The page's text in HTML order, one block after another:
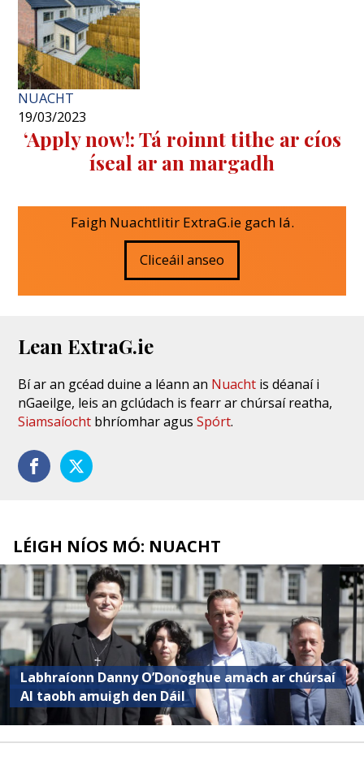
NUACHT
19/03/2023
‘Apply now!: Tá roinnt tithe ar cíos
íseal ar an margadh
Faigh Nuachtlitir ExtraG.ie gach lá.
Cliceáil anseo
Lean ExtraG.ie
Bí ar an gcéad duine a léann an Nuacht is déanaí i
nGaeilge, leis an gclúdach is fearr ar chúrsaí reatha,
Siamsaíocht bhríomhar agusSpórt.
LÉIGH NÍOS MÓ: NUACHT
Labhraíonn Danny O’Donoghue amach ar chúrsaí
AI taobh amuigh den Dáil